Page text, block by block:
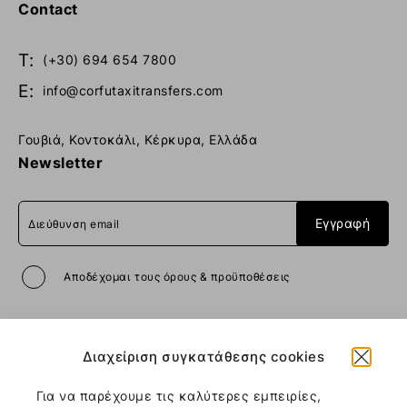
Διαχείριση συγκατάθεσης cookies
Για να παρέχουμε τις καλύτερες εμπειρίες,
Contact
T: (+30) 694 654 7800
E: info@corfutaxitransfers.com
Γουβιά, Κοντοκάλι, Κέρκυρα, Ελλάδα
Newsletter
Αποδέχομαι τους όρους & προϋποθέσεις
All rights reserved Corfu Taxi
development by Motivar.gr